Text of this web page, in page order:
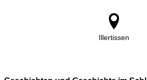
Illertissen